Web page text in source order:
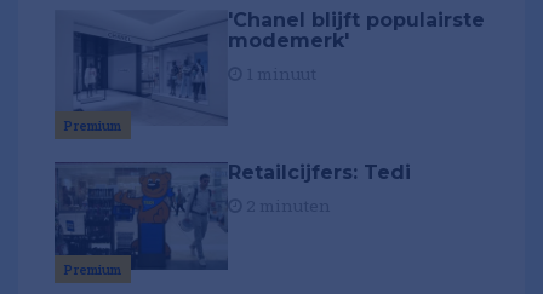
Premium
'Chanel blijft populairste
modemerk'
Premium
Retailcijfers: Tedi